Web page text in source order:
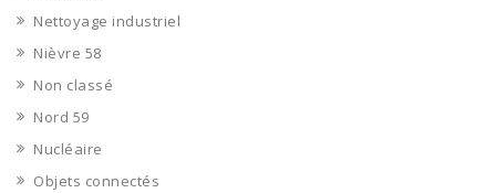
Nettoyage industriel
Nièvre 58
Non classé
Nord 59
Nucléaire
Objets connectés